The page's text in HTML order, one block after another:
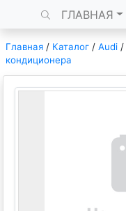
ГЛАВНАЯ
Главная / Каталог / Audi /
кондиционера